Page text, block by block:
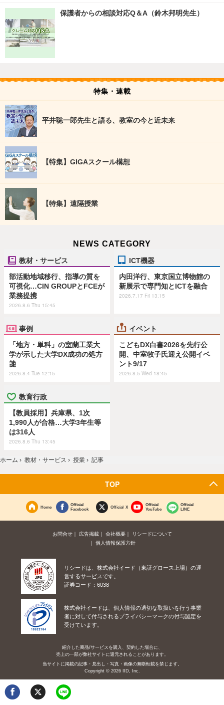
保護者からの相談対応Q＆A（鈴木邦明先生）
特集・連載
平井聡一郎先生と語る、教室の今と近未来
【特集】GIGAスクール構想
【特集】遠隔授業
NEWS CATEGORY
教材・サービス
部活動地域移行、指導の質を
可視化…CIN GROUPとFCEが
業務提携
2026.8.6 Thu 15:45
ICT機器
内田洋行、東京国立博物館の
新展示で専門知とICTを融合
2026.7.17 Fri 13:15
事例
「地方・単科」の室蘭工業大
学が示した大学DX成功の処方
箋
2026.8.4 Tue 12:15
イベント
こどもDX白書2026を先行公
開、中室牧子氏迎え公開イベ
ント9/17
2026.8.5 Wed 18:45
教育行政
【教員採用】兵庫県、1次
1,990人が合格…大学3年生等
は316人
2026.8.6 Thu 13:45
ホーム › 教材・サービス › 授業 › 記事
TOP
Home
Official
Facebook
Official X
Official
YouTube
Official
LINE
お問合せ 広告掲載 会社概要
リシードについて
個人情報保護方針
リシードは、株式会社イード（東証グロース上場）の運
営するサービスです。
証券コード：6038
株式会社イードは、個人情報の適切な取扱いを行う事業
者に対して付与されるプライバシーマークの付与認定を
受けています。
紹介した商品/サービスを購入、契約した場合に、
売上の一部が弊社サイトに還元されることがあります。
当サイトに掲載の記事・見出し・写真・画像の無断転載を禁じます。
Copyright © 2026 IID, Inc.